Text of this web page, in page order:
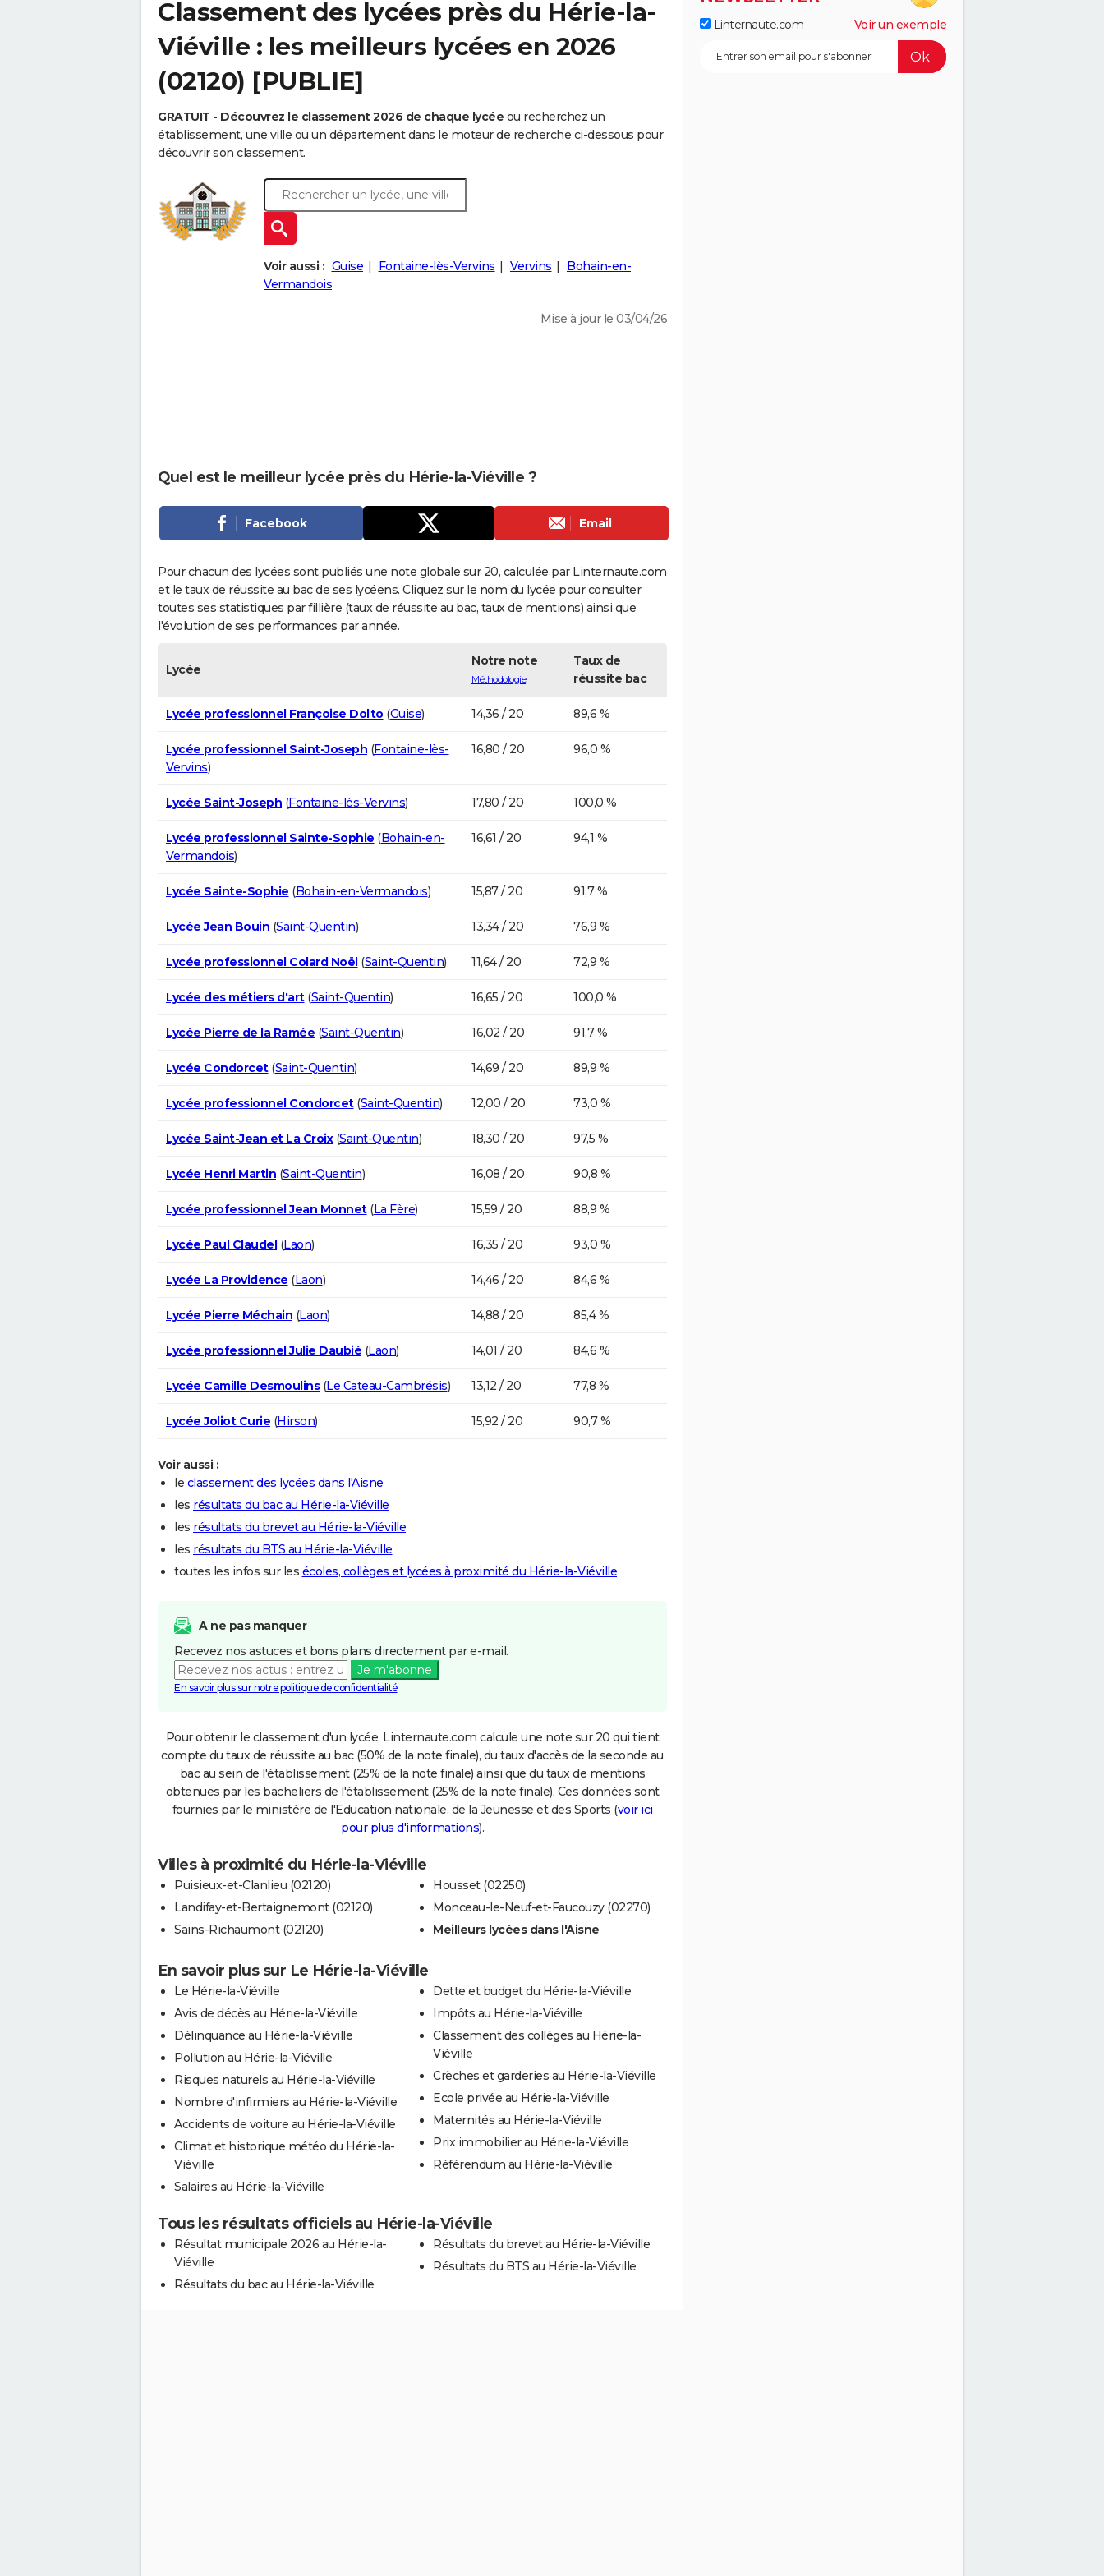
Classement des lycées près du Hérie-la-
Viéville : les meilleurs lycées en 2026
(02120) [PUBLIE]
GRATUIT - Découvrez le classement 2026 de chaque lycée ou recherchez un
établissement, une ville ou un département dans le moteur de recherche ci-dessous pour
découvrir son classement.
Voir aussi : Guise Fontaine-lès-Vervins Vervins
Bohain-en-
Vermandois
Mise à jour le 03/04/26
Quel est le meilleur lycée près du Hérie-la-Viéville ?
Facebook Email
Pour chacun des lycées sont publiés une note globale sur 20, calculée par Linternaute.com
et le taux de réussite au bac de ses lycéens. Cliquez sur le nom du lycée pour consulter
toutes ses statistiques par fillière (taux de réussite au bac, taux de mentions) ainsi que
l'évolution de ses performances par année.
Lycée
Notre note
Méthodologie
Taux de
réussite bac
Lycée professionnel Françoise Dolto (Guise) 14,36 / 20 89,6 %
Lycée professionnel Saint-Joseph (Fontaine-lès-
Vervins)
16,80 / 20 96,0 %
Lycée Saint-Joseph (Fontaine-lès-Vervins) 17,80 / 20 100,0 %
Lycée professionnel Sainte-Sophie (Bohain-en-
Vermandois)
16,61 / 20 94,1 %
Lycée Sainte-Sophie (Bohain-en-Vermandois) 15,87 / 20 91,7 %
Lycée Jean Bouin (Saint-Quentin) 13,34 / 20 76,9 %
Lycée professionnel Colard Noël(Saint-Quentin) 11,64 / 20 72,9 %
Lycée des métiers d'art(Saint-Quentin) 16,65 / 20 100,0 %
Lycée Pierre de la Ramée (Saint-Quentin) 16,02 / 20 91,7 %
Lycée Condorcet(Saint-Quentin) 14,69 / 20 89,9 %
Lycée professionnel Condorcet(Saint-Quentin) 12,00 / 20 73,0 %
Lycée Saint-Jean et La Croix(Saint-Quentin) 18,30 / 20 97,5 %
Lycée Henri Martin (Saint-Quentin) 16,08 / 20 90,8 %
Lycée professionnel Jean Monnet(La Fère) 15,59 / 20 88,9 %
Lycée Paul Claudel(Laon) 16,35 / 20 93,0 %
Lycée La Providence (Laon) 14,46 / 20 84,6 %
Lycée Pierre Méchain (Laon) 14,88 / 20 85,4 %
Lycée professionnel Julie Daubié (Laon) 14,01 / 20 84,6 %
Lycée Camille Desmoulins(Le Cateau-Cambrésis) 13,12 / 20 77,8 %
Lycée Joliot Curie (Hirson) 15,92 / 20 90,7 %
Voir aussi :
le classement des lycées dans l'Aisne
les résultats du bac au Hérie-la-Viéville
les résultats du brevet au Hérie-la-Viéville
les résultats du BTS au Hérie-la-Viéville
toutes les infos sur les écoles, collèges et lycées à proximité du Hérie-la-Viéville
A ne pas manquer
Recevez nos astuces et bons plans directement par e-mail.
Je m'abonne
En savoir plus sur notre politique de confidentialité
Pour obtenir le classement d'un lycée, Linternaute.com calcule une note sur 20 qui tient
compte du taux de réussite au bac (50% de la note finale), du taux d'accès de la seconde au
bac au sein de l'établissement (25% de la note finale) ainsi que du taux de mentions
obtenues par les bacheliers de l'établissement (25% de la note finale). Ces données sont
fournies par le ministère de l'Education nationale, de la Jeunesse et des Sports (voir ici
pour plus d'informations).
Villes à proximité du Hérie-la-Viéville
Puisieux-et-Clanlieu (02120)
Landifay-et-Bertaignemont (02120)
Sains-Richaumont (02120)
Housset (02250)
Monceau-le-Neuf-et-Faucouzy (02270)
Meilleurs lycées dans l'Aisne
En savoir plus sur Le Hérie-la-Viéville
Le Hérie-la-Viéville
Avis de décès au Hérie-la-Viéville
Délinquance au Hérie-la-Viéville
Pollution au Hérie-la-Viéville
Risques naturels au Hérie-la-Viéville
Nombre d'infirmiers au Hérie-la-Viéville
Accidents de voiture au Hérie-la-Viéville
Climat et historique météo du Hérie-la-
Viéville
Salaires au Hérie-la-Viéville
Dette et budget du Hérie-la-Viéville
Impôts au Hérie-la-Viéville
Classement des collèges au Hérie-la-
Viéville
Crèches et garderies au Hérie-la-Viéville
Ecole privée au Hérie-la-Viéville
Maternités au Hérie-la-Viéville
Prix immobilier au Hérie-la-Viéville
Référendum au Hérie-la-Viéville
Tous les résultats officiels au Hérie-la-Viéville
Résultat municipale 2026 au Hérie-la-
Viéville
Résultats du bac au Hérie-la-Viéville
Résultats du brevet au Hérie-la-Viéville
Résultats du BTS au Hérie-la-Viéville
Linternaute.com Voir un exemple